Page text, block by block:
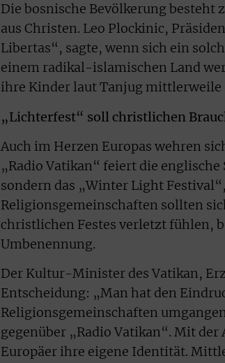
Die bosnische Bevölkerung besteht
aus Christen. Leo Plockinic,
Libertas“, sagte, wenn sich ein
einem radikal-islamischen Land
ihre Kinder laut Tanjug mittlerweile
„Lichterfest“ soll christlichen
Auch im Herzen Europas wehren
„Radio Vatikan“ feiert die
sondern das „Winter Light
Religionsgemeinschaften sollten
christlichen Festes verletzt fühlen,
Umbenennung.
Der Kultur-Minister des Vatikan,
Entscheidung: „Man hat den
Religionsgemeinschaften
gegenüber „Radio Vatikan“. Mit
Europäer ihre eigene Identität.